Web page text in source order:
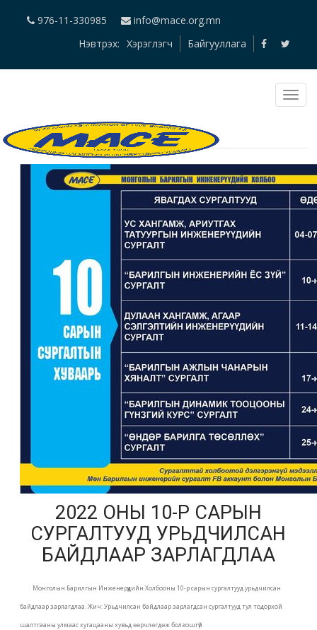
976-11-330985
info@mace.org.mn
Нэвтрэх: Хэрэглэгч Байгууллага
2022 ОНЫ 10-Р САРЫН
СУРГАЛТУУД УРЬДЧИЛСАН
БАЙДЛААР ЗАРЛАГДЛАА
Монголын Барилгын Инженерүүдийн Холбооны 10-р сарын сургалтууд урьдчилсан
байдлаар зарлагдлаа. Жич: Урьдчилсан байдлаар зарлагдсан сургалтууд тул тодорхой
шалтгааны улмаас хугацааны хувьд өөрчлөгдөж болзошгүй